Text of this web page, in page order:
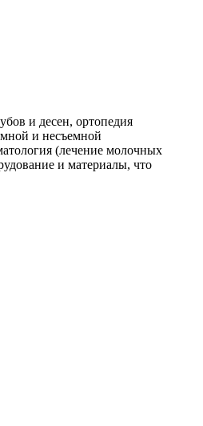
и десен, ортопедия
и несъемной
(лечение молочных
и материалы, что